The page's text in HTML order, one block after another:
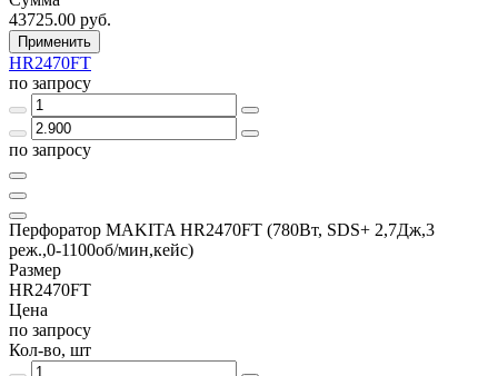
43725.00 руб.
Применить
HR2470FT
по запросу
по запросу
Перфоратор MAKITA HR2470FT (780Вт, SDS+ 2,7Дж,3
реж.,0-1100об/мин,кейс)
Размер
HR2470FT
Цена
по запросу
Кол-во, шт